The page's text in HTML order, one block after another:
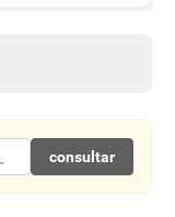
consultar